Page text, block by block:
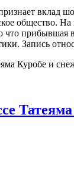
вклад
общество. На
что
Запись